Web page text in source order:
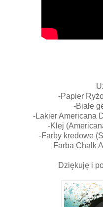
-Papier
-Białe
-Lakier Americana
-Klej
-Farby kredowe
Farba Chalk
Dziękuję i